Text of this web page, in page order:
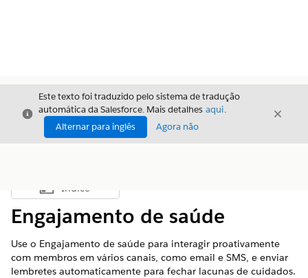
Fechar
Este texto foi traduzido pelo sistema de tradução
automática da Salesforce. Mais detalhes aqui.
Alternar para inglês
Agora não
Fechar
Mostrar índice
Índice
Engajamento de saúde
Use o Engajamento de saúde para interagir proativamente
com membros em vários canais, como email e SMS, e enviar
lembretes automaticamente para fechar lacunas de cuidados.